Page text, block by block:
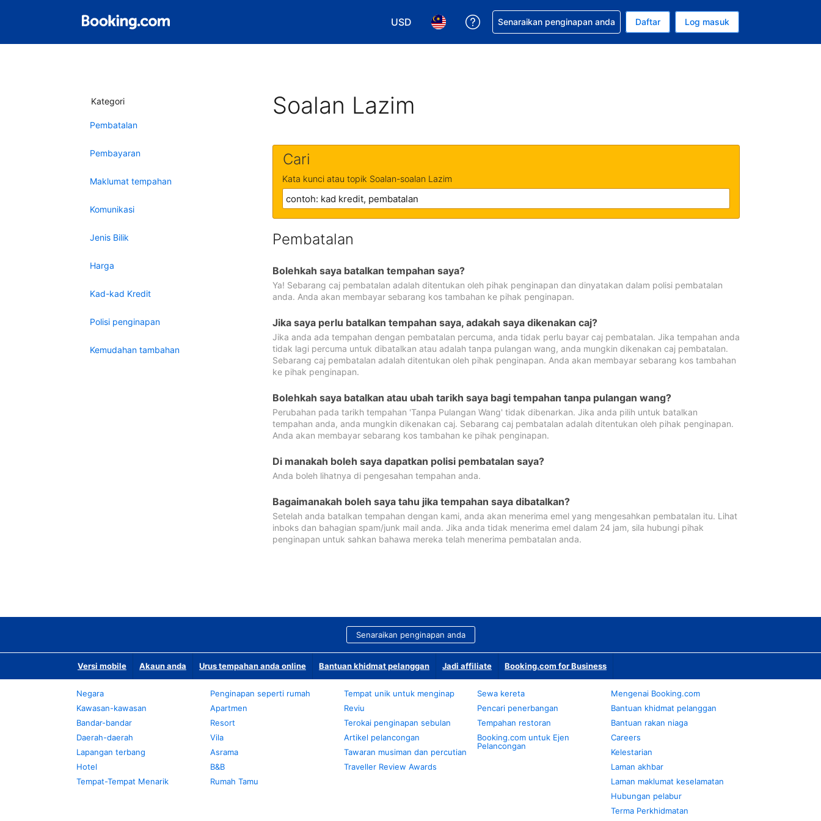
USD
Pilih mata wang anda. Mata wang semasa anda adalah Dolar A.S.
Pilih bahasa anda. Bahasa semasa anda adalah Bahasa Malaysia
Dapatkan bantuan bagi tempahan anda
Senaraikan penginapan anda Daftar Log masuk
Kategori
Pembatalan
Pembayaran
Maklumat tempahan
Komunikasi
Jenis Bilik
Harga
Kad-kad Kredit
Polisi penginapan
Kemudahan tambahan
Soalan Lazim
Cari
Kata kunci atau topik Soalan-soalan Lazim
Pembatalan
Bolehkah saya batalkan tempahan saya?
Ya! Sebarang caj pembatalan adalah ditentukan oleh pihak penginapan dan dinyatakan dalam polisi pembatalan
anda. Anda akan membayar sebarang kos tambahan ke pihak penginapan.
Jika saya perlu batalkan tempahan saya, adakah saya dikenakan caj?
Jika anda ada tempahan dengan pembatalan percuma, anda tidak perlu bayar caj pembatalan. Jika tempahan anda
tidak lagi percuma untuk dibatalkan atau adalah tanpa pulangan wang, anda mungkin dikenakan caj pembatalan.
Sebarang caj pembatalan adalah ditentukan oleh pihak penginapan. Anda akan membayar sebarang kos tambahan
ke pihak penginapan.
Bolehkah saya batalkan atau ubah tarikh saya bagi tempahan tanpa pulangan wang?
Perubahan pada tarikh tempahan 'Tanpa Pulangan Wang' tidak dibenarkan. Jika anda pilih untuk batalkan
tempahan anda, anda mungkin dikenakan caj. Sebarang caj pembatalan adalah ditentukan oleh pihak penginapan.
Anda akan membayar sebarang kos tambahan ke pihak penginapan.
Di manakah boleh saya dapatkan polisi pembatalan saya?
Anda boleh lihatnya di pengesahan tempahan anda.
Bagaimanakah boleh saya tahu jika tempahan saya dibatalkan?
Setelah anda batalkan tempahan dengan kami, anda akan menerima emel yang mengesahkan pembatalan itu. Lihat
inboks dan bahagian spam/junk mail anda. Jika anda tidak menerima emel dalam 24 jam, sila hubungi pihak
penginapan untuk sahkan bahawa mereka telah menerima pembatalan anda.
Senaraikan penginapan anda
Versi mobile Akaun anda Urus tempahan anda online Bantuan khidmat pelanggan Jadi affiliate Booking.com for Business
Negara
Kawasan-kawasan
Bandar-bandar
Daerah-daerah
Lapangan terbang
Hotel
Tempat-Tempat Menarik
Penginapan seperti rumah
Apartmen
Resort
Vila
Asrama
B&B
Rumah Tamu
Tempat unik untuk menginap
Reviu
Terokai penginapan sebulan
Artikel pelancongan
Tawaran musiman dan percutian
Traveller Review Awards
Sewa kereta
Pencari penerbangan
Tempahan restoran
Booking.com untuk Ejen
Pelancongan
Mengenai Booking.com
Bantuan khidmat pelanggan
Bantuan rakan niaga
Careers
Kelestarian
Laman akhbar
Laman maklumat keselamatan
Hubungan pelabur
Terma Perkhidmatan